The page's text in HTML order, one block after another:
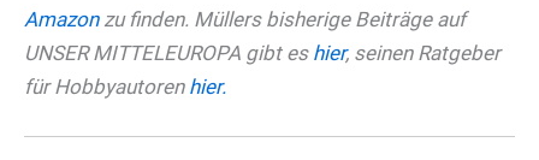
Amazonzu finden. Müllers bisherige Beiträge auf
UNSER MITTELEUROPA gibt es hier, seinen Ratgeber
für Hobbyautoren hier.